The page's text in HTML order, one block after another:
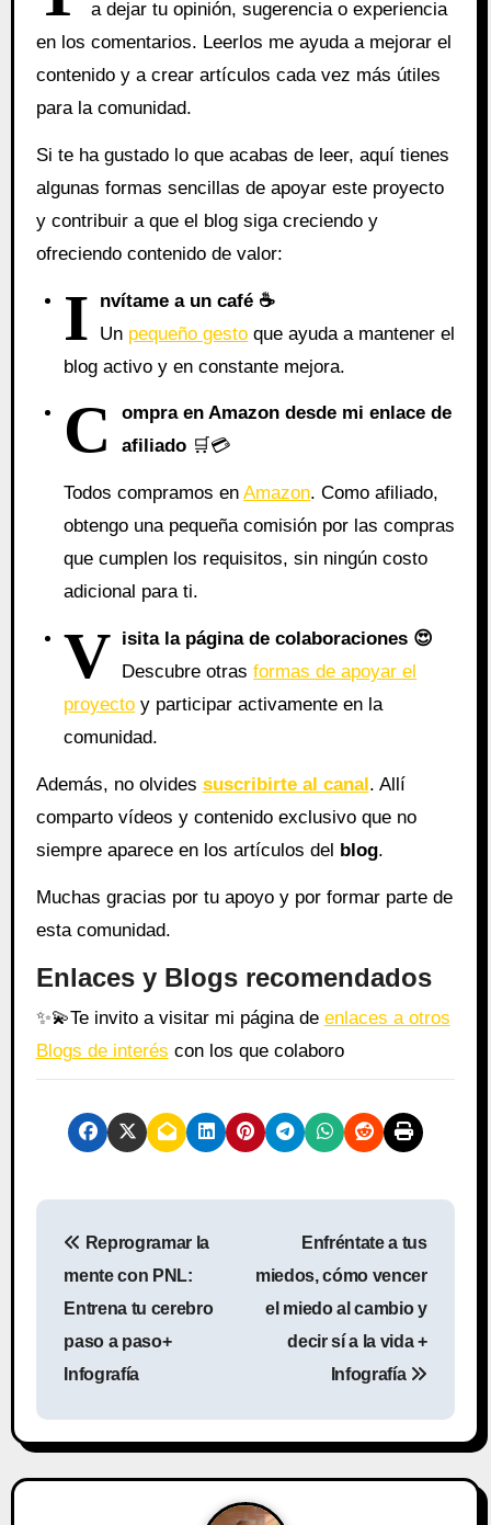
a dejar tu opinión, sugerencia o experiencia
en los comentarios. Leerlos me ayuda a mejorar el
contenido y a crear artículos cada vez más útiles
para la comunidad.
Si te ha gustado lo que acabas de leer, aquí tienes
algunas formas sencillas de apoyar este proyecto
y contribuir a que el blog siga creciendo y
ofreciendo contenido de valor:
I
nvítame a un café ☕
Un pequeño gesto que ayuda a mantener el
blog activo y en constante mejora.
C
ompra en Amazon desde mi enlace de
afiliado 🛒💳
Todos compramos enAmazon. Como afiliado,
obtengo una pequeña comisión por las compras
que cumplen los requisitos, sin ningún costo
adicional para ti.
V isita la página de colaboraciones 😍
Descubre otrasformas de apoyar el
proyecto y participar activamente en la
comunidad.
Además, no olvides suscribirte al canal. Allí
comparto vídeos y contenido exclusivo que no
siempre aparece en los artículos del blog.
Muchas gracias por tu apoyo y por formar parte de
esta comunidad.
Enlaces y Blogs recomendados
✨💫Te invito a visitar mi página de enlaces a otros
Blogs de interés con los que colaboro
N
a
c
Reprogramar la
mente con PNL:
Entrena tu cerebro
paso a paso+
Infografía
Enfréntate a tus
miedos, cómo vencer
el miedo al cambio y
decir sí a la vida +
Infografía